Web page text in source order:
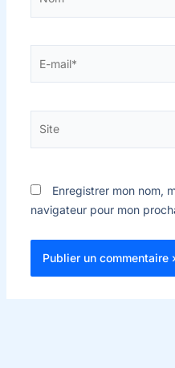
mail*
Enregistrer mon nom,
navigateur pour mon